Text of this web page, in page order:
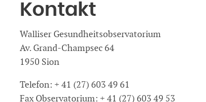
Kontakt
Walliser Gesundheitsobservatorium
Av. Grand-Champsec 64
1950 Sion
Telefon: + 41 (27) 603 49 61
Fax Observatorium: + 41 (27) 603 49 53